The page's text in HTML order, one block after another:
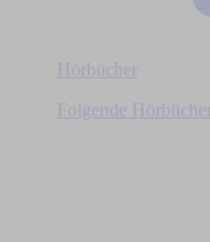
Hörbücher
Folgende